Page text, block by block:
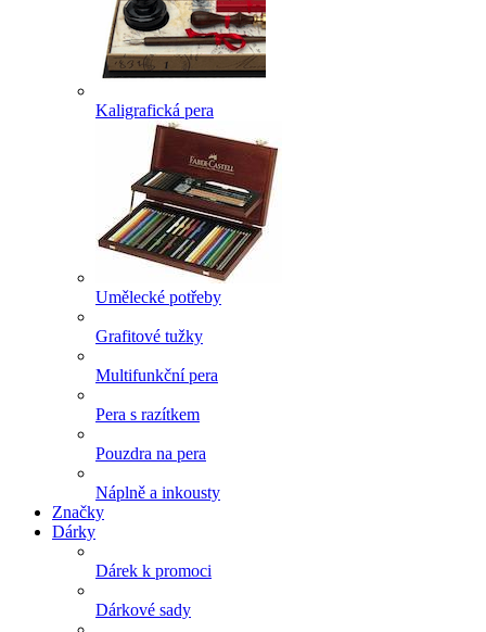
Kaligrafická pera
Umělecké potřeby
Grafitové tužky
Multifunkční pera
Pera s razítkem
Pouzdra na pera
Náplně a inkousty
Značky
Dárky
Dárek k promoci
Dárkové sady